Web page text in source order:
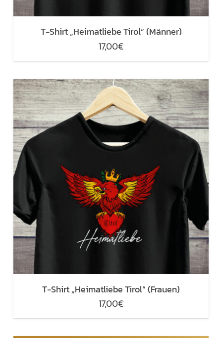
T-Shirt „Heimatliebe Tirol“ (Männer)
17,00€
T-Shirt „Heimatliebe Tirol“ (Frauen)
17,00€